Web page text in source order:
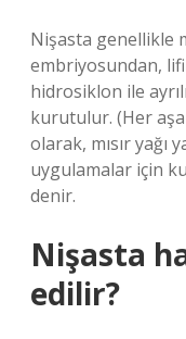
Nişasta genellikle
embriyosundan,
hidrosiklon ile
kurutulur. (Her
olarak, mısır yağı
uygulamalar için
denir.
Nişasta
edilir?